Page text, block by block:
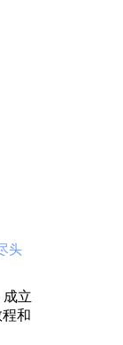
头
立
和